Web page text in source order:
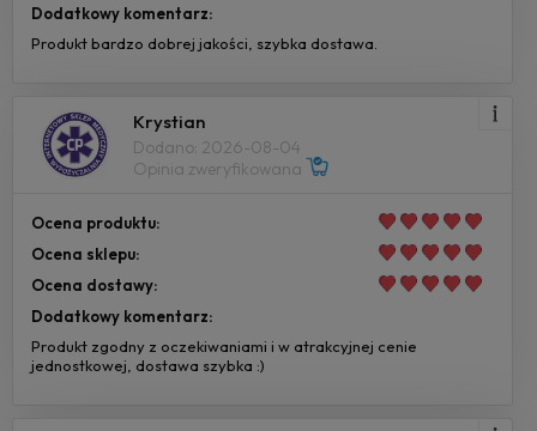
Dodatkowy komentarz:
Produkt bardzo dobrej jakości, szybka dostawa.
Krystian
Dodano: 2026-08-04
Opinia zweryfikowana
Ocena produktu:
Ocena sklepu:
Ocena dostawy:
Dodatkowy komentarz:
Produkt zgodny z oczekiwaniami i w atrakcyjnej cenie
jednostkowej, dostawa szybka :)